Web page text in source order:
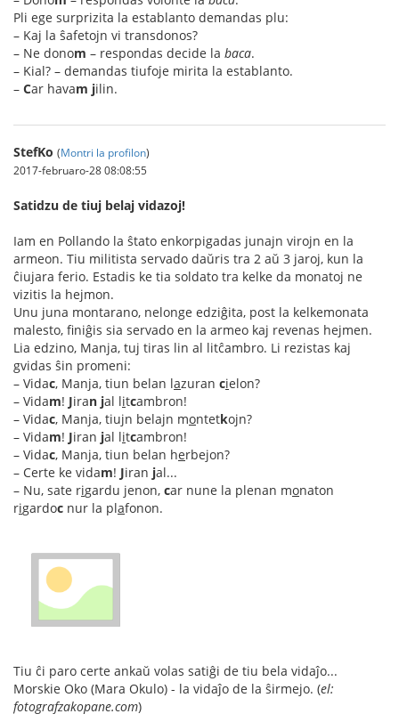
Pli ege surprizita la establanto demandas plu:
– Kaj la ŝafetojn vi transdonos?
– Ne donom – respondas decide la baca.
– Kial? – demandas tiufoje mirita la establanto.
– Car havam jilin.
StefKo (Montri la profilon)
2017-februaro-28 08:08:55
Satidzu de tiuj belaj vidazoj!
Iam en Pollando la ŝtato enkorpigadas junajn virojn en la
armeon. Tiu militista servado daŭris tra 2 aŭ 3 jaroj, kun la
ĉiujara ferio. Estadis ke tia soldato tra kelke da monatoj ne
vizitis la hejmon.
Unu juna montarano, nelonge edziĝita, post la kelkemonata
malesto, finiĝis sia servado en la armeo kaj revenas hejmen.
Lia edzino, Manja, tuj tiras lin al litĉambro. Li rezistas kaj
gvidas ŝin promeni:
– Vidac, Manja, tiun belan lazuran cielon?
– Vidam! Jiran jal litcambron!
– Vidac, Manja, tiujn belajn montetkojn?
– Vidam! Jiran jal litcambron!
– Vidac, Manja, tiun belan herbejon?
– Certe ke vidam! Jiran jal...
– Nu, sate rigardu jenon, car nune la plenan monaton
rigardoc nur la plafonon.
Tiu ĉi paro certe ankaŭ volas satiĝi de tiu bela vidaĵo...
Morskie Oko (Mara Okulo) - la vidaĵo de la ŝirmejo. (el:
fotografzakopane.com)